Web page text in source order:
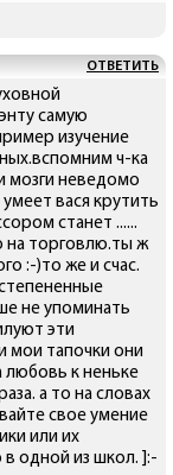
ОТВЕТИТЬ
самую
изучение
ч-ка
мозги неведомо
вася крутить
станет ......
на торговлю.ты ж
:-)то же и счас.
не упоминать
эти
мои тапочки они
любовь к неньке
а то на словах
свое умение
или их
в одной из школ. ]:-